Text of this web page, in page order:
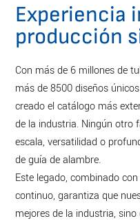
Experiencia
producción
Con más de 6 millones de
más de 8500 diseños
creado el catálogo más
de la industria. Ningún otro
escala, versatilidad o
de guía de alambre.
Este legado, combinado
continuo, garantiza que
mejores de la industria,